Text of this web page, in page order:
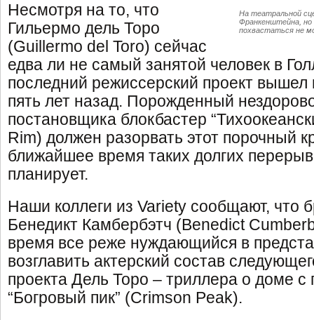
На театральной
Франкенштейна, но
похвастаться не
Несмотря на то, что
Гильермо дель Торо
(Guillermo del Toro) сейчас
едва ли не самый занятой человек в
последний режиссерский проект
пять лет назад. Порожденный
постановщика блокбастер
Rim) должен разорвать этот порочный
ближайшее время таких долгих
планирует.
Наши коллеги из Variety сообщают, что
Бенедикт Камбербэтч (Benedict
время все реже нуждающийся в
возглавить актерский состав
проекта Дель Торо – триллера о доме с
“Богровый пик” (Crimson Peak).